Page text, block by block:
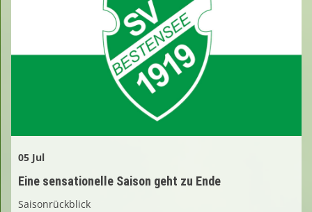
05 Jul
Eine sensationelle Saison geht zu Ende
Saisonrückblick